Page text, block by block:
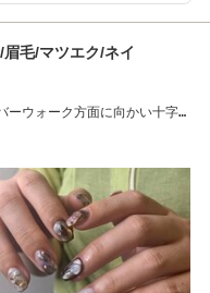
毛/マツエク/ネイ
ウォーク方面に向かい十字交